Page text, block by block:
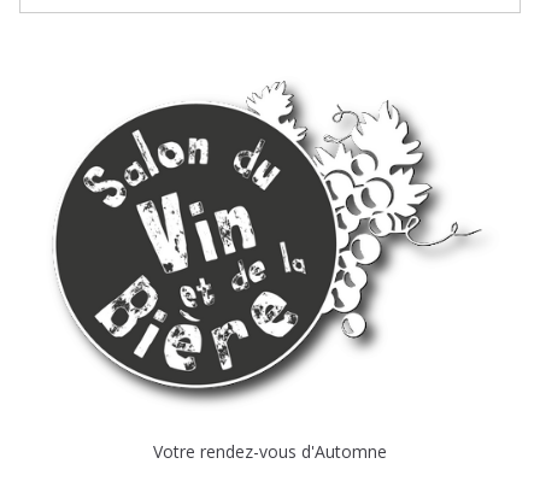
Votre rendez-vous d'Automne